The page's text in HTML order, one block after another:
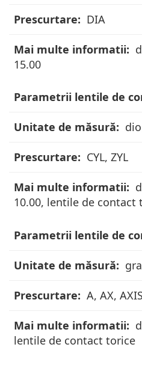
DIA
15.00
CYL, ZYL
10.00, lentile de contact
A, AX, AXIS
lentile de contact torice